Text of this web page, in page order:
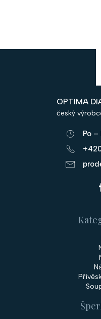
OPTIMA
český
Po –